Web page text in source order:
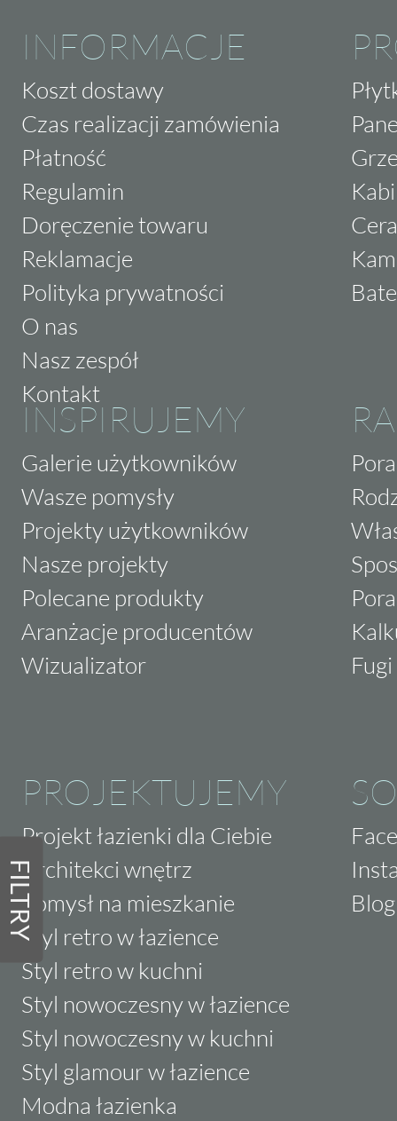
FILTRY
INFORMACJE
Koszt dostawy
Czas realizacji zamówienia
Płatność
Regulamin
Doręczenie towaru
Reklamacje
Polityka prywatności
O nas
Nasz zespół
Kontakt
INSPIRUJEMY
Galerie użytkowników
Wasze pomysły
Projekty użytkowników
Nasze projekty
Polecane produkty
Aranżacje producentów
Wizualizator
PROJEKTUJEMY
Projekt łazienki dla Ciebie
Architekci wnętrz
Pomysł na mieszkanie
Styl retro w łazience
Styl retro w kuchni
Styl nowoczesny w łazience
Styl nowoczesny w kuchni
Styl glamour w łazience
Modna łazienka
Blog